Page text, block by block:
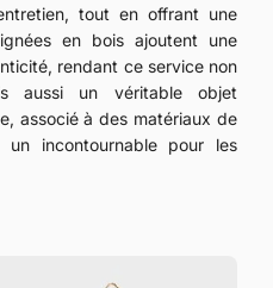
tout en offrant une
en bois ajoutent une
rendant ce service non
aussi un véritable objet
associé à des matériaux de
incontournable pour les